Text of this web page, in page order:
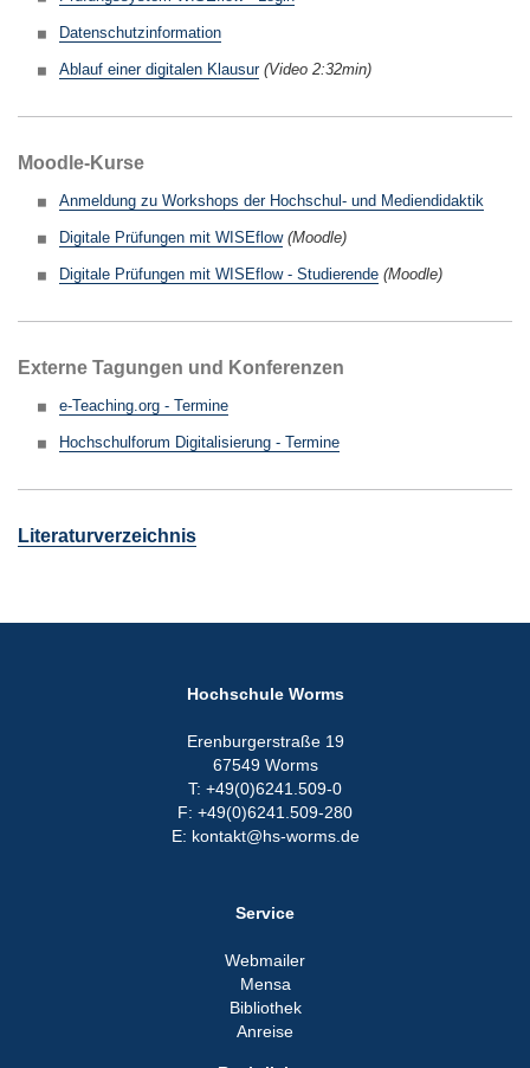
Datenschutzinformation
Ablauf einer digitalen Klausur (Video 2:32min)
Moodle-Kurse
Anmeldung zu Workshops der Hochschul- und Mediendidaktik
Digitale Prüfungen mit WISEflow (Moodle)
Digitale Prüfungen mit WISEflow - Studierende (Moodle)
Externe Tagungen und Konferenzen
e-Teaching.org - Termine
Hochschulforum Digitalisierung - Termine
Literaturverzeichnis
Hochschule Worms
Erenburgerstraße 19
67549 Worms
T: +49(0)6241.509-0
F: +49(0)6241.509-280
E: kontakt@hs-worms.de
Service
Webmailer
Mensa
Bibliothek
Anreise